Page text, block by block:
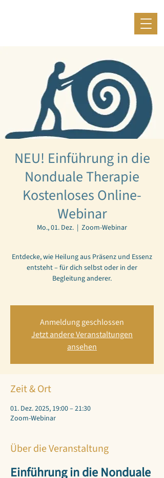
NEU! Einführung in die
Nonduale Therapie
Kostenloses Online-
Webinar
Mo., 01. Dez.
  |
Zoom-Webinar
Entdecke, wie Heilung aus Präsenz und Essenz
entsteht – für dich selbst oder in der
Begleitung anderer.
Anmeldung geschlossen
Jetzt andere Veranstaltungen
ansehen
Zeit & Ort
01. Dez. 2025, 19:00 – 21:30
Zoom-Webinar
Über die Veranstaltung
Einführung in die Nonduale